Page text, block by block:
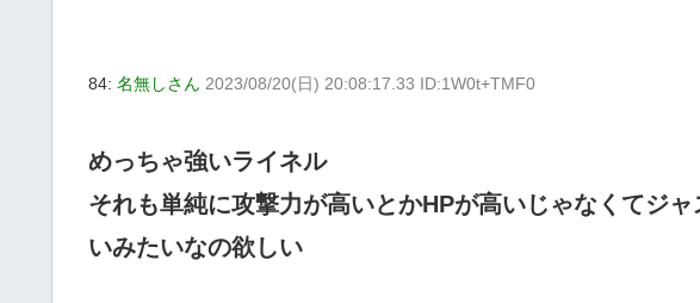
84: 名無しさん 2023/08/20(日) 20:08:17.33 ID:1W0t+TMF0
めっちゃ強いライネル
それも単純に攻撃力が高いとかHPが高いじゃなくてジ
いみたいなの欲しい